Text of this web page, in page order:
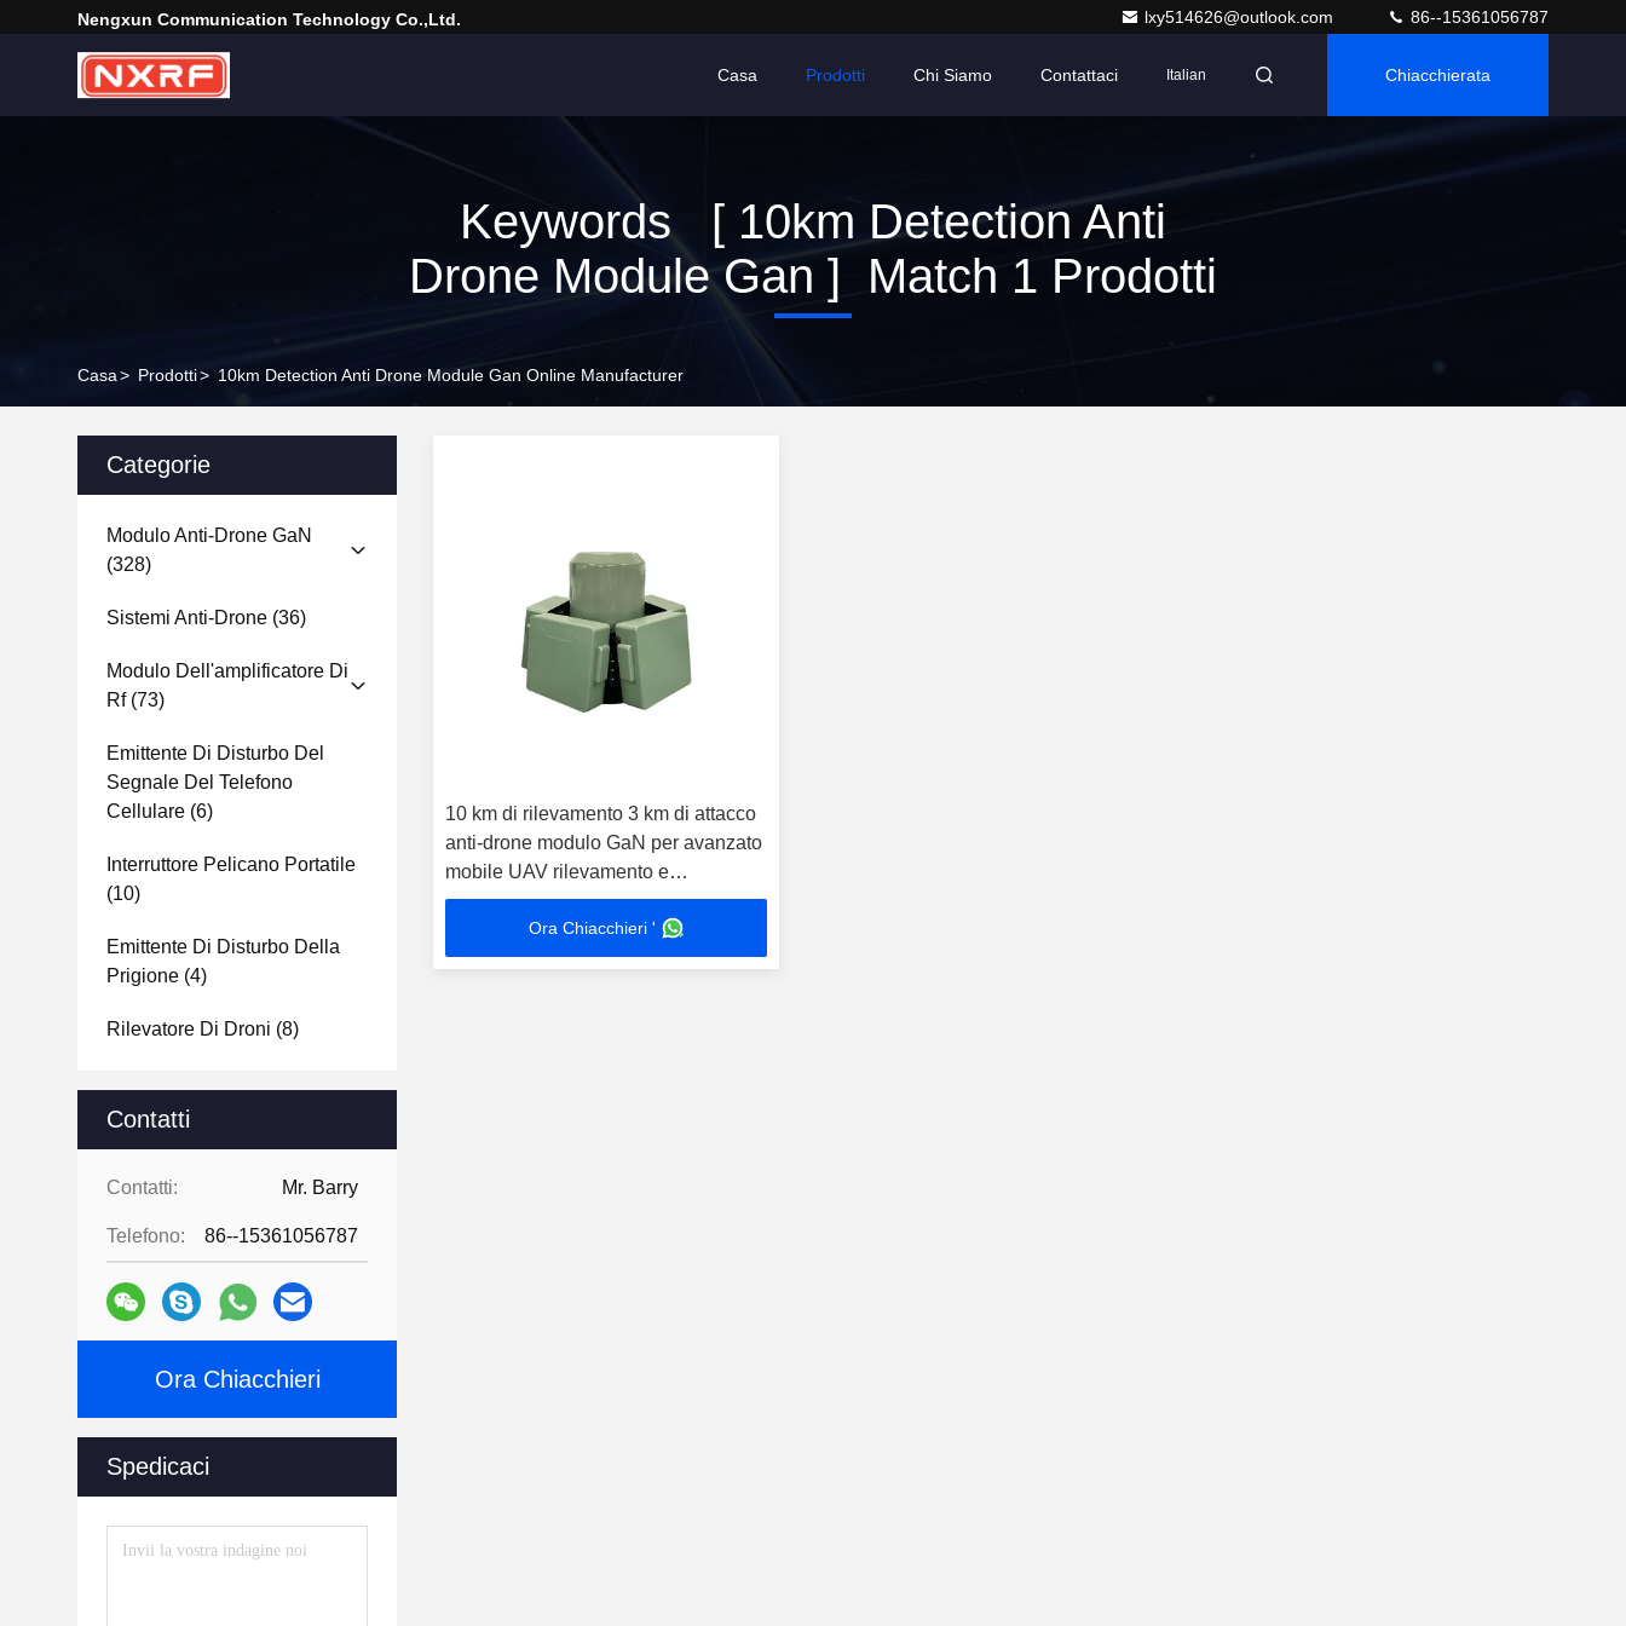
Nengxun Communication Technology Co.,Ltd. lxy514626@outlook.com 86--15361056787
Casa Prodotti Chi Siamo Contattaci Italian Chiacchierata
Keywords [ 10km Detection Anti
Drone Module Gan ] Match 1 Prodotti
Casa> Prodotti> 10km Detection Anti Drone Module Gan Online Manufacturer
Categorie
Modulo Anti-Drone GaN
(328)
Sistemi Anti-Drone (36)
Modulo Dell'amplificatore Di
Rf(73)
Emittente Di Disturbo Del
Segnale Del Telefono
Cellulare (6)
Interruttore Pelicano Portatile
(10)
Emittente Di Disturbo Della
Prigione (4)
Rilevatore Di Droni (8)
Contatti
Contatti: Mr. Barry
Telefono: 86--15361056787
Ora Chiacchieri
Spedicaci
10 km di rilevamento 3 km di attacco
anti-drone modulo GaN per avanzato
mobile UAV rilevamento e
contromisure
Ora Chiacchieri '